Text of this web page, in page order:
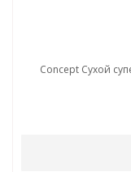
Concept Сухой